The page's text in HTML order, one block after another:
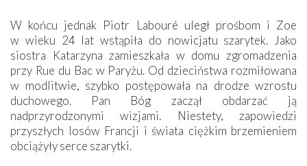
W końcu jednak Piotr Labouré uległ prośbom i Zoe
w wieku 24 lat wstąpiła do nowicjatu szarytek. Jako
siostra Katarzyna zamieszkała w domu zgromadzenia
przy Rue du Bac w Paryżu. Od dzieciństwa rozmiłowana
w modlitwie, szybko postępowała na drodze wzrostu
duchowego. Pan Bóg zaczął obdarzać ją
nadprzyrodzonymi wizjami. Niestety, zapowiedzi
przyszłych losów Francji i świata ciężkim brzemieniem
obciążyły serce szarytki.